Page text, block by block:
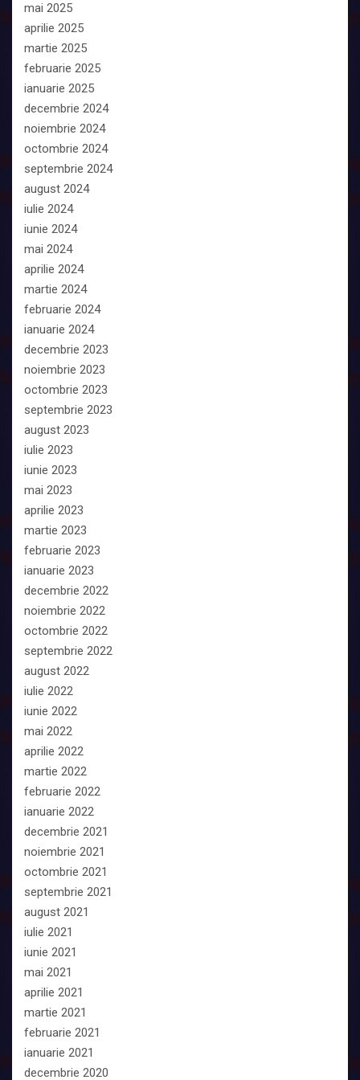
mai 2025
aprilie 2025
martie 2025
februarie 2025
ianuarie 2025
decembrie 2024
noiembrie 2024
octombrie 2024
septembrie 2024
august 2024
iulie 2024
iunie 2024
mai 2024
aprilie 2024
martie 2024
februarie 2024
ianuarie 2024
decembrie 2023
noiembrie 2023
octombrie 2023
septembrie 2023
august 2023
iulie 2023
iunie 2023
mai 2023
aprilie 2023
martie 2023
februarie 2023
ianuarie 2023
decembrie 2022
noiembrie 2022
octombrie 2022
septembrie 2022
august 2022
iulie 2022
iunie 2022
mai 2022
aprilie 2022
martie 2022
februarie 2022
ianuarie 2022
decembrie 2021
noiembrie 2021
octombrie 2021
septembrie 2021
august 2021
iulie 2021
iunie 2021
mai 2021
aprilie 2021
martie 2021
februarie 2021
ianuarie 2021
decembrie 2020